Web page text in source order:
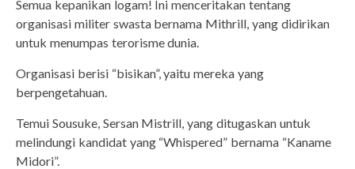
Semua kepanikan logam! Ini menceritakan tentang
organisasi militer swasta bernama Mithrill, yang didirikan
untuk menumpas terorisme dunia.
Organisasi berisi “bisikan”, yaitu mereka yang
berpengetahuan.
Temui Sousuke, Sersan Mistrill, yang ditugaskan untuk
melindungi kandidat yang “Whispered” bernama “Kaname
Midori”.